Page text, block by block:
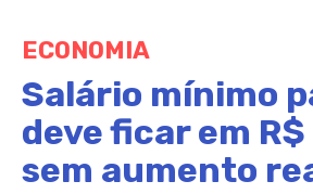
ECONOMIA
Salário mínimo
deve ficar em
sem aumento